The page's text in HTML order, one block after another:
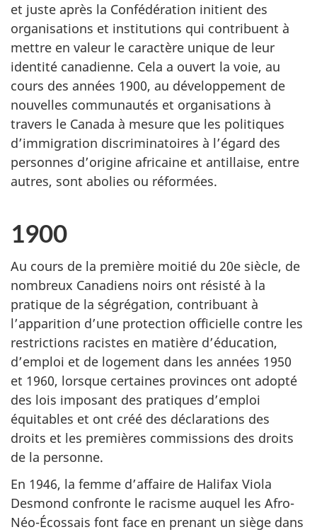
et juste après la Confédération initient des
organisations et institutions qui contribuent à
mettre en valeur le caractère unique de leur
identité canadienne. Cela a ouvert la voie, au
cours des années 1900, au développement de
nouvelles communautés et organisations à
travers le Canada à mesure que les politiques
d’immigration discriminatoires à l’égard des
personnes d’origine africaine et antillaise, entre
autres, sont abolies ou réformées.
1900
Au cours de la première moitié du 20e siècle, de
nombreux Canadiens noirs ont résisté à la
pratique de la ségrégation, contribuant à
l’apparition d’une protection officielle contre les
restrictions racistes en matière d’éducation,
d’emploi et de logement dans les années 1950
et 1960, lorsque certaines provinces ont adopté
des lois imposant des pratiques d’emploi
équitables et ont créé des déclarations des
droits et les premières commissions des droits
de la personne.
En 1946, la femme d’affaire de Halifax Viola
Desmond confronte le racisme auquel les Afro-
Néo-Écossais font face en prenant un siège dans